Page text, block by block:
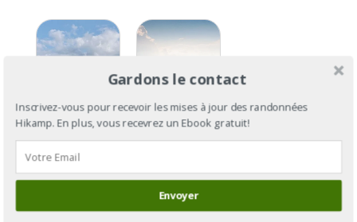
Le Chemin
d’Assise
Champagneux
Chemin
d’Assise :
de
Gardons le contact
Inscrivez-vous pour recevoir les mises à jour des randonnées
Hikamp. En plus, vous recevrez un Ebook gratuit!
Envoyer